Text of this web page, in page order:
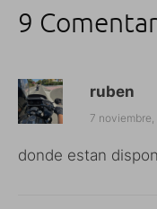
9
ruben
7 noviembre,
donde estan